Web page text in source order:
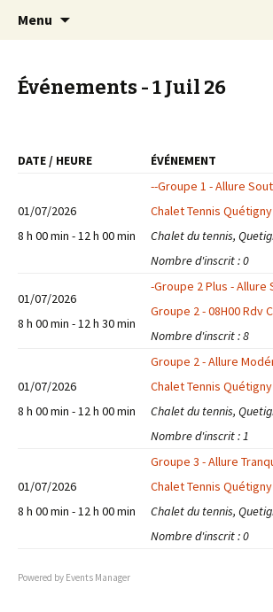
Quetigny
EN VELO, TOUT EST PLUS BEAU !
Menu
Événements - 1 Juil 26
DATE / HEURE ÉVÉNEMENT
01/07/2026
8 h 00 min - 12 h 00 min
--Groupe 1 - Allure
Chalet Tennis Quétigny
Chalet du tennis,
Nombre d'inscrit : 0
01/07/2026
8 h 00 min - 12 h 30 min
-Groupe 2 Plus - Allure
Groupe 2 - 08H00 Rdv
Nombre d'inscrit : 8
01/07/2026
8 h 00 min - 12 h 00 min
Groupe 2 - Allure
Chalet Tennis Quétigny
Chalet du tennis,
Nombre d'inscrit : 1
01/07/2026
8 h 00 min - 12 h 00 min
Groupe 3 - Allure
Chalet Tennis Quétigny
Chalet du tennis,
Nombre d'inscrit : 0
Powered by Events Manager